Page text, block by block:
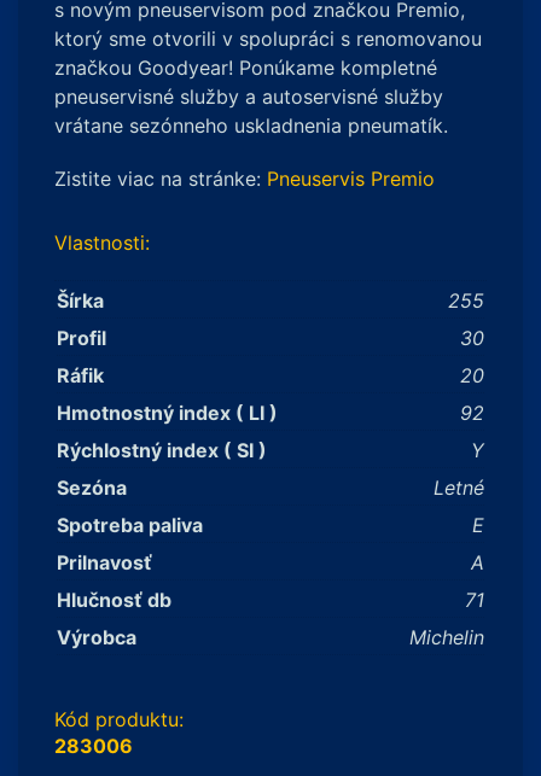
R20
92Y
runflat
s novým pneuservisom pod značkou Premio,
ktorý sme otvorili v spolupráci s renomovanou
značkou Goodyear! Ponúkame kompletné
pneuservisné služby a autoservisné služby
vrátane sezónneho uskladnenia pneumatík.
Zistite viac na stránke: Pneuservis Premio
Vlastnosti:
Šírka
255
Profil
30
Ráfik
20
Hmotnostný index ( LI )
92
Rýchlostný index ( SI )
Y
Sezóna
Letné
Spotreba paliva
E
Prilnavosť
A
Hlučnosť db
71
Výrobca
Michelin
Kód produktu:
283006